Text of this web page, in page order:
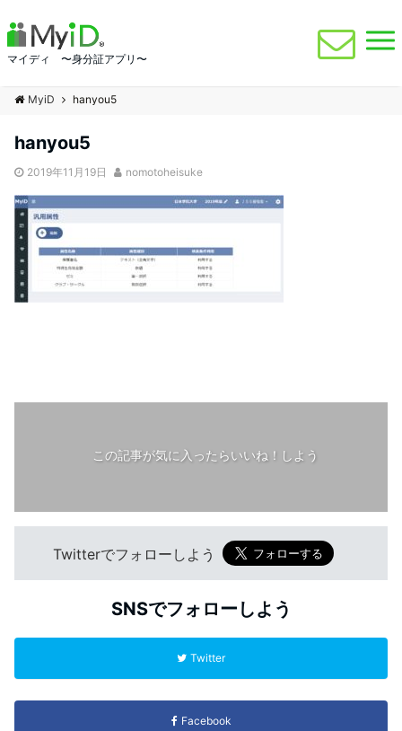
マイディ 〜身分証アプリ〜
MyiD hanyou5
hanyou5
2019年11月19日 nomotoheisuke
この記事が気に入ったらいいね！しよう
Twitterでフォローしよう
SNSでフォローしよう
Twitter
Facebook